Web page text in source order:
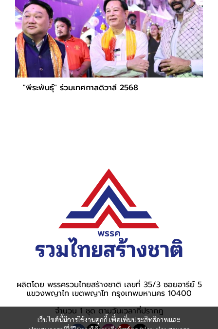
"พีระพันธุ์" ร่วมเทศกาลดิวาลี 2568
เว็บไซต์นี้มีการใช้งานคุกกี้ เพื่อเพิ่มประสิทธิภาพและ
ผลิตโดย พรรครวมไทยสร้างชาติ เลขที่ 35/3 ซอยอารีย์ 5
แขวงพญาไท เขตพญาไท กรุงเทพมหานคร 10400
จำนวน 1 ชุด ตามวันเวลาที่ปรากฎ